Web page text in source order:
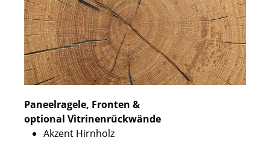
Paneelragele, Fronten &
optional Vitrinenrückwände
Akzent Hirnholz